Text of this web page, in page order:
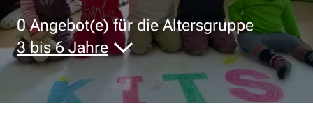
0Angebot(e) für die Altersgruppe
3 bis 6 Jahre